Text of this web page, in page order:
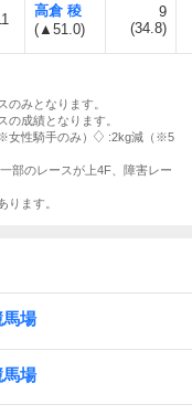
高倉 稜
(▲51.0)
9
(34.8)
みとなります。
成績となります。
女性騎手のみ）
:2kg減（※5
部のレースが上4F、障害レー
ます。
馬場
馬場